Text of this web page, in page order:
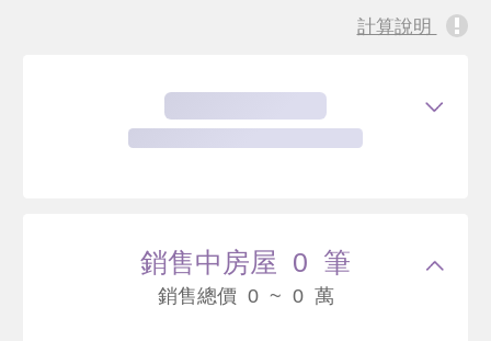
計算說明
銷售中房屋 0 筆
銷售總價 0 ~ 0 萬